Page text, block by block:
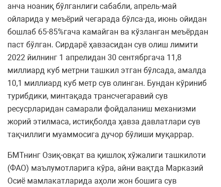
анча ноаниқ бўлганлиги сабабли, апрель-май
ойларида у меъёрий чегарада бўлса-да, июнь ойидан
бошлаб 65-85%гача камайган ва кўзланган меъёрдан
паст бўлган. Сирдарё ҳавзасидан сув олиш лимити
2022 йилнинг 1 апрелидан 30 сентябргача 11,8
миллиард куб метрни ташкил этган бўлсада, амалда
10,1 миллиард куб метр сув олинган. Бундан кўриниб
турибдики, минтақада трансчегаравий сув
ресусрларидан самарали фойдаланиш механизми
жорий этилмаса, истиқболда ҳавза давлатлари сув
тақчиллиги муаммосига дучор бўлиши муқаррар.
БМТнинг Озиқ-овқат ва қишлоқ хўжалиги ташкилоти
(ФАО) маълумотларига кўра, айни вақтда Марказий
Осиё мамлакатларида аҳоли жон бошига сув